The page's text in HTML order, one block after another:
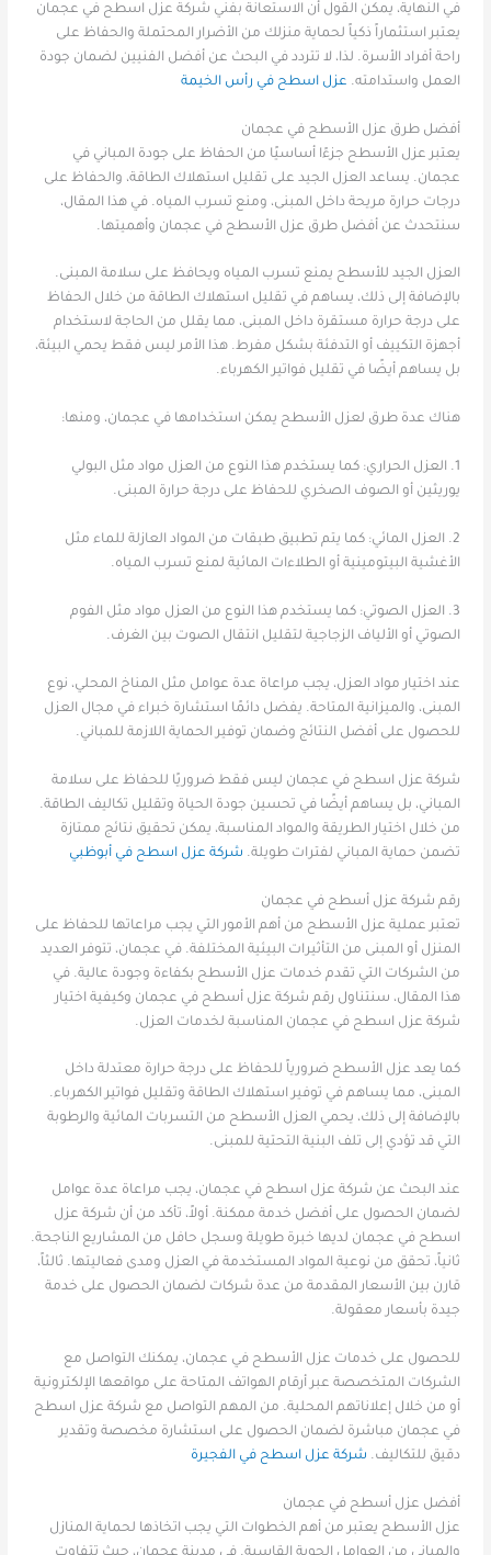
في النهاية، يمكن القول أن الاستعانة بفني شركة عزل اسطح في عجمان
يعتبر استثماراً ذكياً لحماية منزلك من الأضرار المحتملة والحفاظ على
راحة أفراد الأسرة. لذا، لا تتردد في البحث عن أفضل الفنيين لضمان جودة
العمل واستدامته. عزل اسطح في رأس الخيمة
أفضل طرق عزل الأسطح في عجمان
يعتبر عزل الأسطح جزءًا أساسيًا من الحفاظ على جودة المباني في
عجمان. يساعد العزل الجيد على تقليل استهلاك الطاقة، والحفاظ على
درجات حرارة مريحة داخل المبنى، ومنع تسرب المياه. في هذا المقال،
سنتحدث عن أفضل طرق عزل الأسطح في عجمان وأهميتها.
العزل الجيد للأسطح يمنع تسرب المياه ويحافظ على سلامة المبنى.
بالإضافة إلى ذلك، يساهم في تقليل استهلاك الطاقة من خلال الحفاظ
على درجة حرارة مستقرة داخل المبنى، مما يقلل من الحاجة لاستخدام
أجهزة التكييف أو التدفئة بشكل مفرط. هذا الأمر ليس فقط يحمي البيئة،
بل يساهم أيضًا في تقليل فواتير الكهرباء.
هناك عدة طرق لعزل الأسطح يمكن استخدامها في عجمان، ومنها:
1. العزل الحراري: كما يستخدم هذا النوع من العزل مواد مثل البولي
يوريثين أو الصوف الصخري للحفاظ على درجة حرارة المبنى.
2. العزل المائي: كما يتم تطبيق طبقات من المواد العازلة للماء مثل
الأغشية البيتومينية أو الطلاءات المائية لمنع تسرب المياه.
3. العزل الصوتي: كما يستخدم هذا النوع من العزل مواد مثل الفوم
الصوتي أو الألياف الزجاجية لتقليل انتقال الصوت بين الغرف.
عند اختيار مواد العزل، يجب مراعاة عدة عوامل مثل المناخ المحلي، نوع
المبنى، والميزانية المتاحة. يفضل دائمًا استشارة خبراء في مجال العزل
للحصول على أفضل النتائج وضمان توفير الحماية اللازمة للمباني.
شركة عزل اسطح في عجمان ليس فقط ضروريًا للحفاظ على سلامة
المباني، بل يساهم أيضًا في تحسين جودة الحياة وتقليل تكاليف الطاقة.
من خلال اختيار الطريقة والمواد المناسبة، يمكن تحقيق نتائج ممتازة
تضمن حماية المباني لفترات طويلة. شركة عزل اسطح في أبوظبي
رقم شركة عزل أسطح في عجمان
تعتبر عملية عزل الأسطح من أهم الأمور التي يجب مراعاتها للحفاظ على
المنزل أو المبنى من التأثيرات البيئية المختلفة. في عجمان، تتوفر العديد
من الشركات التي تقدم خدمات عزل الأسطح بكفاءة وجودة عالية. في
هذا المقال، سنتناول رقم شركة عزل أسطح في عجمان وكيفية اختيار
شركة عزل اسطح في عجمان المناسبة لخدمات العزل.
كما يعد عزل الأسطح ضرورياً للحفاظ على درجة حرارة معتدلة داخل
المبنى، مما يساهم في توفير استهلاك الطاقة وتقليل فواتير الكهرباء.
بالإضافة إلى ذلك، يحمي العزل الأسطح من التسربات المائية والرطوبة
التي قد تؤدي إلى تلف البنية التحتية للمبنى.
عند البحث عن شركة عزل اسطح في عجمان، يجب مراعاة عدة عوامل
لضمان الحصول على أفضل خدمة ممكنة. أولاً، تأكد من أن شركة عزل
اسطح في عجمان لديها خبرة طويلة وسجل حافل من المشاريع الناجحة.
ثانياً، تحقق من نوعية المواد المستخدمة في العزل ومدى فعاليتها. ثالثاً،
قارن بين الأسعار المقدمة من عدة شركات لضمان الحصول على خدمة
جيدة بأسعار معقولة.
للحصول على خدمات عزل الأسطح في عجمان، يمكنك التواصل مع
الشركات المتخصصة عبر أرقام الهواتف المتاحة على مواقعها الإلكترونية
أو من خلال إعلاناتهم المحلية. من المهم التواصل مع شركة عزل اسطح
في عجمان مباشرة لضمان الحصول على استشارة مخصصة وتقدير
دقيق للتكاليف. شركة عزل اسطح في الفجيرة
أفضل عزل أسطح في عجمان
عزل الأسطح يعتبر من أهم الخطوات التي يجب اتخاذها لحماية المنازل